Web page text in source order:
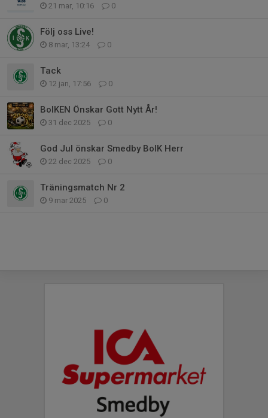
21 mar, 10:16 0
Följ oss Live!
8 mar, 13:24 0
Tack
12 jan, 17:56 0
BoIKEN Önskar Gott Nytt År!
31 dec 2025 0
God Jul önskar Smedby BoIK Herr
22 dec 2025 0
Träningsmatch Nr 2
9 mar 2025 0